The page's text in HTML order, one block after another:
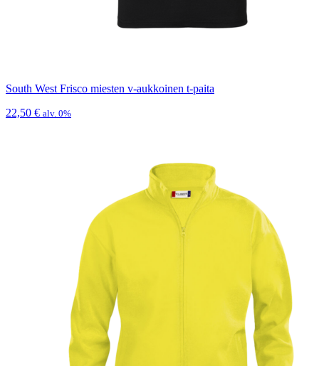
South West Frisco miesten v-aukkoinen t-paita
22,50 € alv. 0%